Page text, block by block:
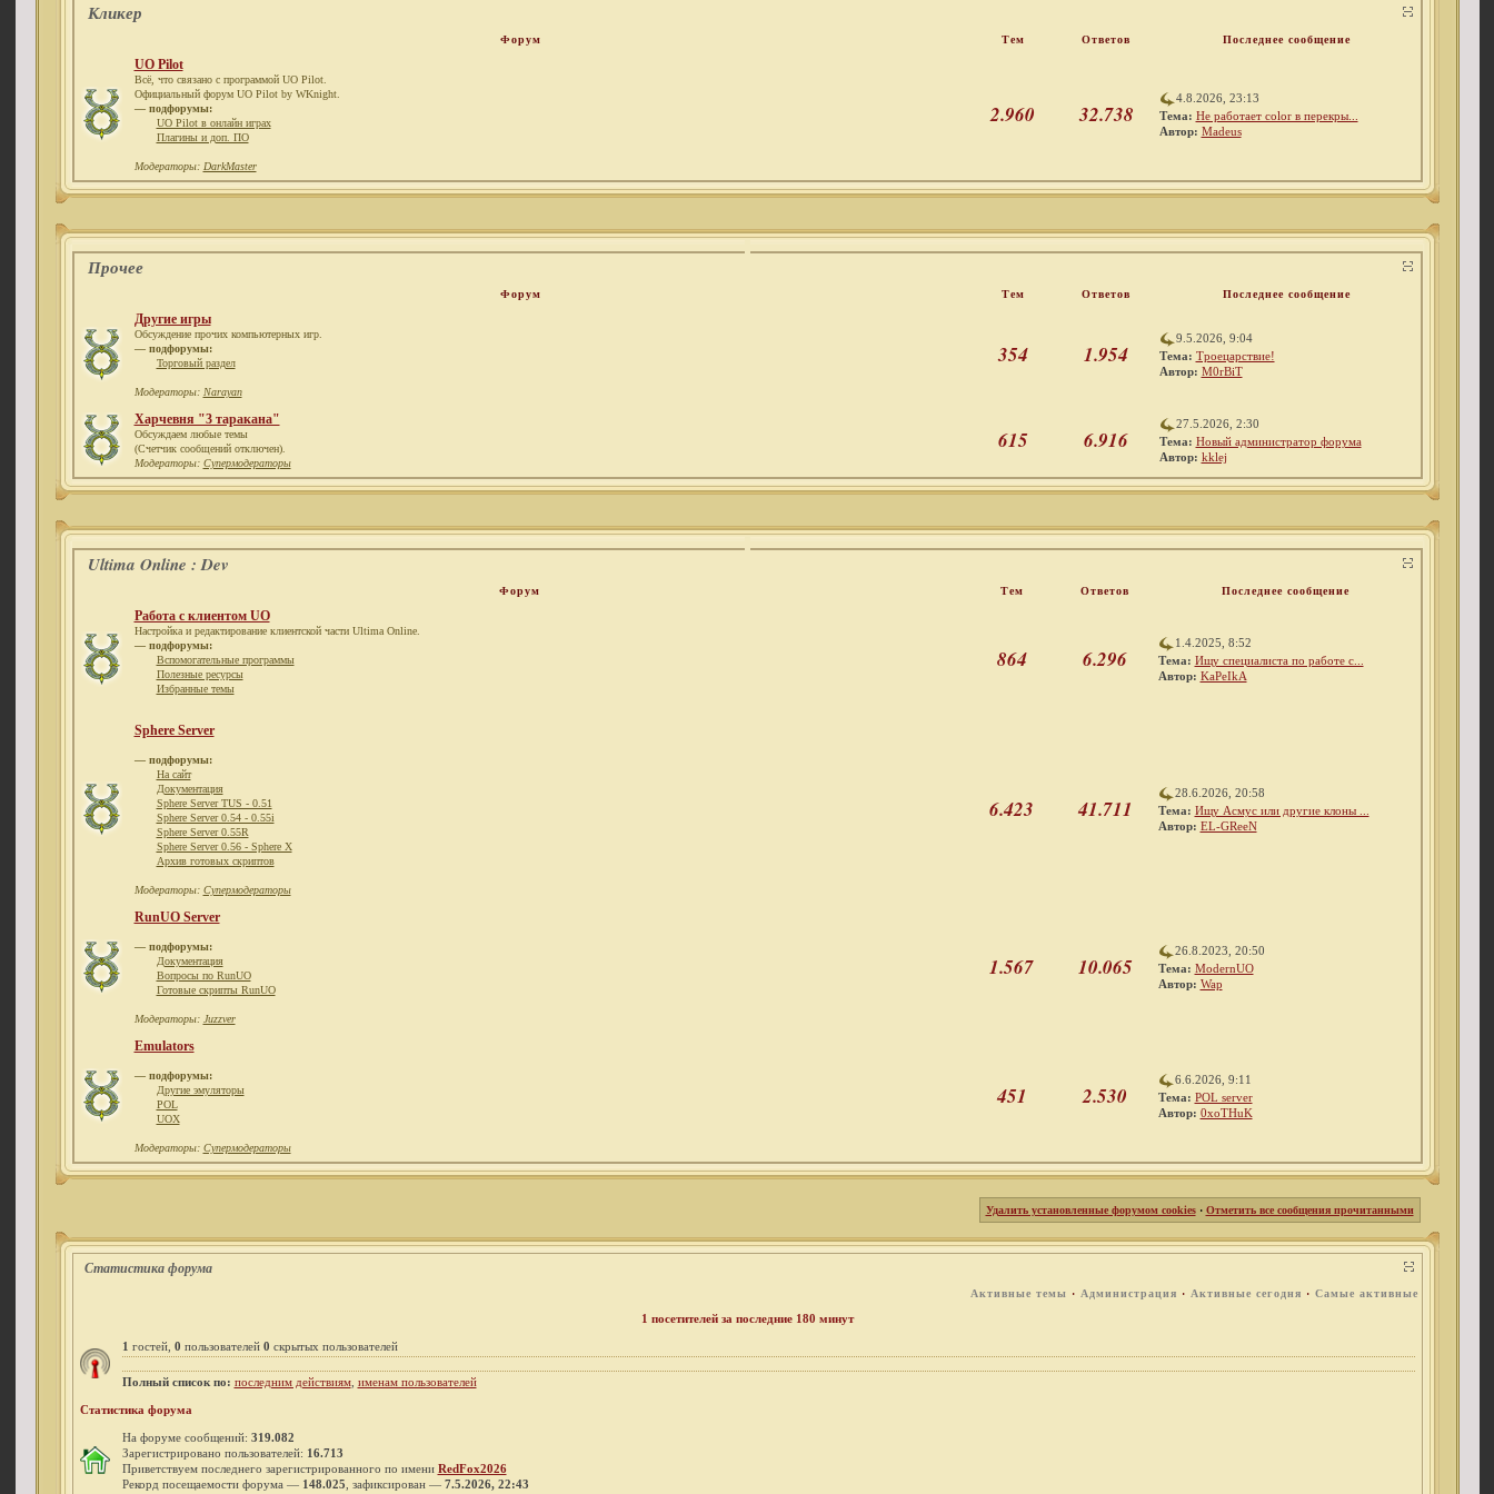
Кликер
Форум Тем Ответов Последнее сообщение
UO Pilot
Всё, что связано с программой UO Pilot.
Официальный форум UO Pilot by WKnight.
— подфорумы:
UO Pilot в онлайн играх
Плагины и доп. ПО
Модераторы: DarkMaster
2.960 32.738
4.8.2026, 23:13
Тема: Не работает color в перекры...
Автор: Madeus
Прочее
Форум Тем Ответов Последнее сообщение
Другие игры
Обсуждение прочих компьютерных игр.
— подфорумы:
Торговый раздел
Модераторы: Narayan
354 1.954
9.5.2026, 9:04
Тема: Троецарствие!
Автор: M0rBiT
Харчевня "3 таракана"
Обсуждаем любые темы
(Счетчик сообщений отключен).
Модераторы: Супермодераторы
615 6.916
27.5.2026, 2:30
Тема: Новый администратор форума
Автор: kklej
Ultima Online : Dev
Форум Тем Ответов Последнее сообщение
Работа с клиентом UO
Настройка и редактирование клиентской части Ultima Online.
— подфорумы:
Вспомогательные программы
Полезные ресурсы
Избранные темы
864 6.296
1.4.2025, 8:52
Тема: Ищу специалиста по работе с...
Автор: KaPeIkA
Sphere Server
— подфорумы:
На сайт
Документация
Sphere Server TUS - 0.51
Sphere Server 0.54 - 0.55i
Sphere Server 0.55R
Sphere Server 0.56 - Sphere X
Архив готовых скриптов
Модераторы: Супермодераторы
6.423 41.711
28.6.2026, 20:58
Тема: Ищу Асмус или другие клоны ...
Автор: EL-GReeN
RunUO Server
— подфорумы:
Документация
Вопросы по RunUO
Готовые скрипты RunUO
Модераторы: Juzzver
1.567 10.065
26.8.2023, 20:50
Тема: ModernUO
Автор: Wap
Emulators
— подфорумы:
Другие эмуляторы
POL
UOX
Модераторы: Супермодераторы
451 2.530
6.6.2026, 9:11
Тема: POL server
Автор: 0xoTHuK
Удалить установленные форумом cookies· Отметить все сообщения прочитанными
Статистика форума
Активные темы · Администрация · Активные сегодня · Самые активные
1 посетителей за последние 180 минут
1 гостей, 0 пользователей 0 скрытых пользователей
Полный список по: последним действиям, именам пользователей
Статистика форума
На форуме сообщений: 319.082
Зарегистрировано пользователей: 16.713
Приветствуем последнего зарегистрированного по имени RedFox2026
Рекорд посещаемости форума — 148.025 , зафиксирован — 7.5.2026, 22:43